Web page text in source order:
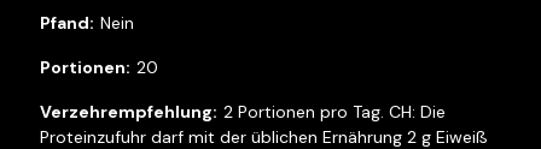
Nein
20
2 Portionen pro Tag. CH: Die
Proteinzufuhr darf mit der üblichen Ernährung 2 g Eiweiß